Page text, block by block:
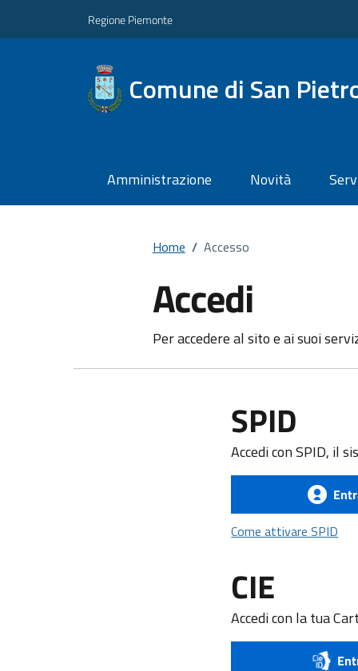
Regione Piemonte
Comune di San
Amministrazione Novità
Home / Accesso
Accedi
Per accedere al sito e ai suoi
SPID
Accedi con SPID, il
Come attivare SPID
CIE
Accedi con la tua